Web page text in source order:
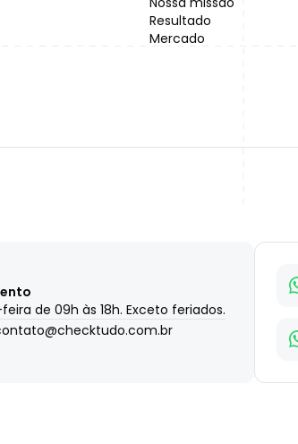
Resultado
Mercado
de 09h às 18h. Exceto feriados.